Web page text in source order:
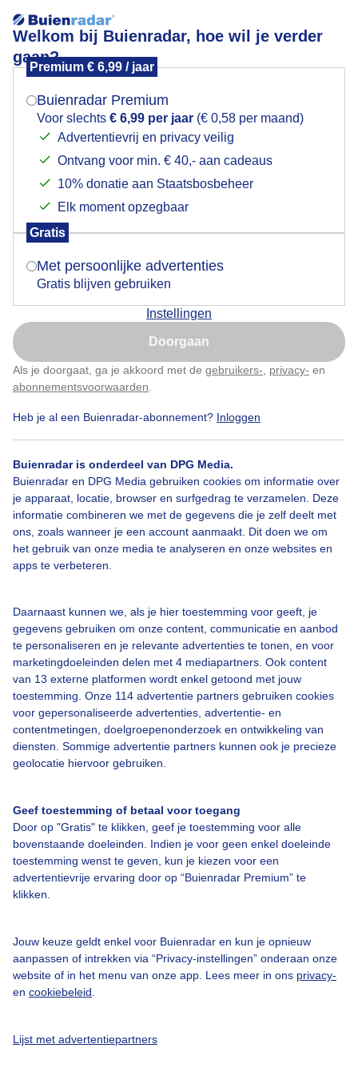
Welkom bij Buienradar, hoe wil je verder
gaan?
Premium € 6,99 / jaar
Buienradar Premium
Voor slechts € 6,99 per jaar (€ 0,58 per maand)
Advertentievrij en privacy veilig
Ontvang voor min. € 40,- aan cadeaus
10% donatie aan Staatsbosbeheer
Elk moment opzegbaar
Gratis
Met persoonlijke advertenties
Gratis blijven gebruiken
Instellingen
Doorgaan
Als je doorgaat, ga je akkoord met de gebruikers- privacy- en
abonnementsvoorwaarden
Heb je al een Buienradar-abonnement? Inloggen
Buienradar is onderdeel van DPG Media.
Buienradar en DPG Media gebruiken cookies om informatie over
je apparaat, locatie, browser en surfgedrag te verzamelen. Deze
informatie combineren we met de gegevens die je zelf deelt met
ons, zoals wanneer je een account aanmaakt. Dit doen we om
het gebruik van onze media te analyseren en onze websites en
apps te verbeteren.
Daarnaast kunnen we, als je hier toestemming voor geeft, je
gegevens gebruiken om onze content, communicatie en aanbod
te personaliseren en je relevante advertenties te tonen, en voor
marketingdoeleinden delen met 4 mediapartners. Ook content
van 13 externe platformen wordt enkel getoond met jouw
toestemming. Onze 114 advertentie partners gebruiken cookies
voor gepersonaliseerde advertenties, advertentie- en
contentmetingen, doelgroepenonderzoek en ontwikkeling van
diensten. Sommige advertentie partners kunnen ook je precieze
geolocatie hiervoor gebruiken.
Geef toestemming of betaal voor toegang
Door op "Gratis" te klikken, geef je toestemming voor alle
bovenstaande doeleinden. Indien je voor geen enkel doeleinde
toestemming wenst te geven, kun je kiezen voor een
advertentievrije ervaring door op “Buienradar Premium” te
klikken.
Jouw keuze geldt enkel voor Buienradar en kun je opnieuw
aanpassen of intrekken via “Privacy-instellingen” onderaan onze
website of in het menu van onze app. Lees meer in ons privacy-
en cookiebeleid
Lijst met advertentiepartners
Regenboog
Door: Jannes Wiersema Gemaakt: 11-06-2026, 70x bekeken
Zon Regen Wolken
Bekijk slideshow
Over Buienradar
Bedrijfsgegevens
Contact
Toegankelijkheid
Gebruikersvoorwaarden
Adverteren
Privacy beleid
Cookie beleid
Mogen we je locatie gebruiken voor het
Indien je hier nog geen akkoord op hebt gegeven,
verschijnt er zo een pop-up uit je browser waarin
Is goed, toon de popup
Nu niet, misschien later
Klik hierom dit aan te passen